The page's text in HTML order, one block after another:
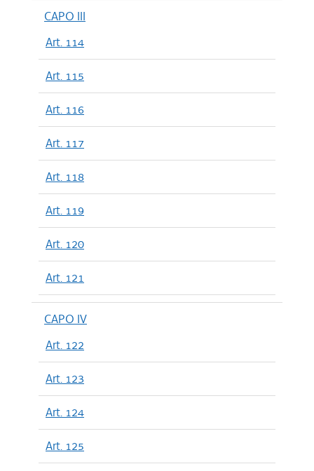
CAPO III
Art. 114
Art. 115
Art. 116
Art. 117
Art. 118
Art. 119
Art. 120
Art. 121
CAPO IV
Art. 122
Art. 123
Art. 124
Art. 125